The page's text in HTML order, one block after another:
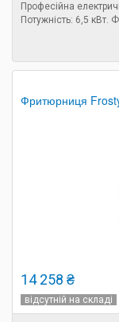
Професійна
Потужність: 6,5 кВт.
Фритюрниця
14 258 ₴
відсутній на складі